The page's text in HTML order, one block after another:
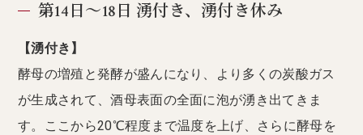
第14日〜18日 湧付き、湧付き休み
【湧付き】
酵母の増殖と発酵が盛んになり、より多くの炭酸ガス
が生成されて、酒母表面の全面に泡が湧き出てきま
す。ここから20℃程度まで温度を上げ、さらに酵母を